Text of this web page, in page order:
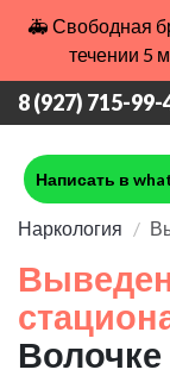
🚑 Свободная
течении 5
8 (927) 715-99-
Написать в
Наркология
Волочке